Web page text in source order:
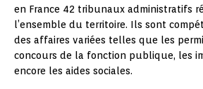
en France 42 tribunaux administratifs
l’ensemble du territoire. Ils sont
des affaires variées telles que les
concours de la fonction publique, les
encore les aides sociales.